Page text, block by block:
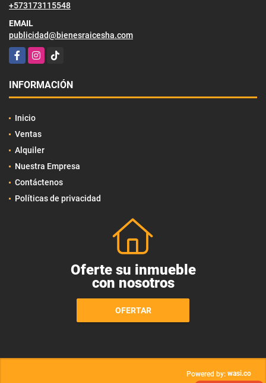
+573173115548
EMAIL
publicidad@bienesraicesha.com
FacebookInstagram
TikTok
INFORMACIÓN
Inicio
Ventas
Alquiler
Nuestra Empresa
Contáctenos
Políticas de privacidad
Oferte su inmueble
con nosotros
OFERTAR
Powered by: wasi.co